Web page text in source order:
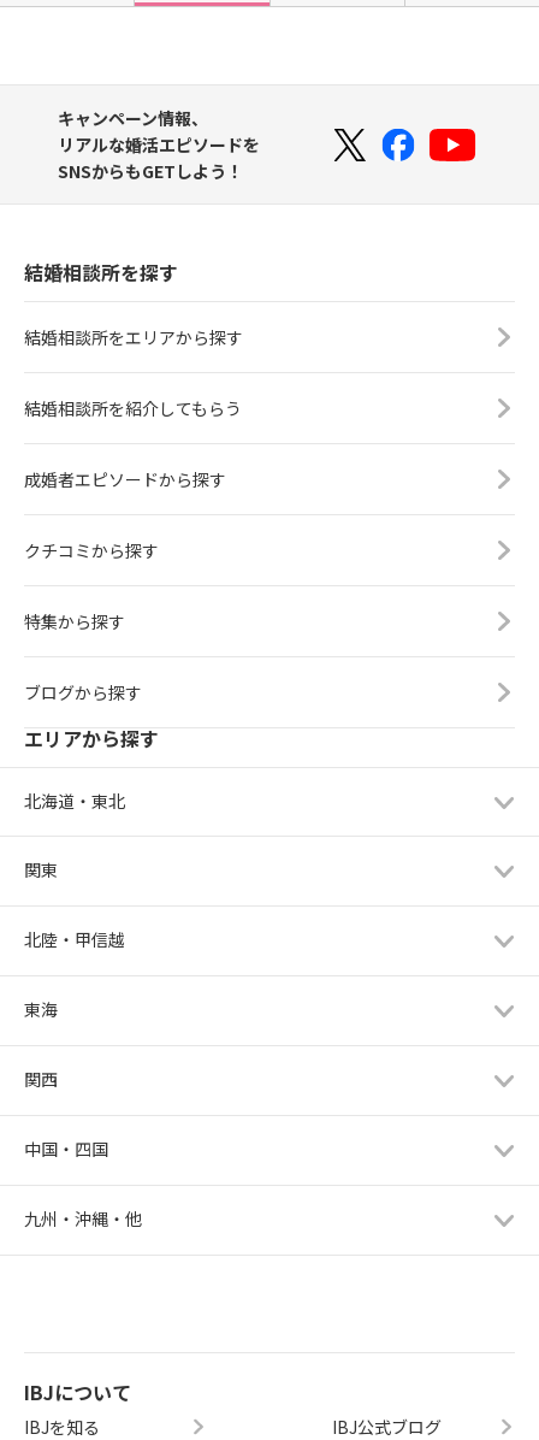
キャンペーン情報、
リアルな婚活エピソードを
SNSからもGETしよう！
結婚相談所を探す
結婚相談所をエリアから探す
結婚相談所を紹介してもらう
成婚者エピソードから探す
クチコミから探す
特集から探す
ブログから探す
エリアから探す
北海道・東北
関東
北陸・甲信越
東海
関西
中国・四国
九州・沖縄・他
IBJについて
IBJを知る IBJ公式ブログ